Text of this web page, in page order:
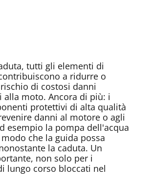
tutti gli elementi di
a ridurre o
di costosi danni
alla moto. Ancora di più: i
protettivi di alta qualità
danni al motore o agli
esempio la pompa dell'acqua
che la guida possa
la caduta. Un
non solo per i
lungo corso bloccati nel